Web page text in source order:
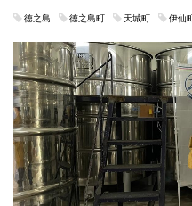
徳之島 徳之島町 天城町 伊仙